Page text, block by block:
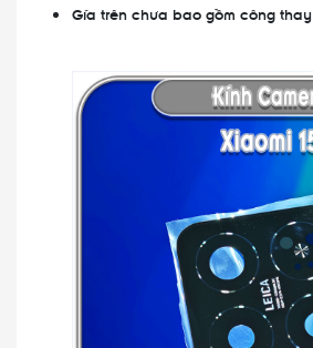
Gía trên chưa bao gồm công thay